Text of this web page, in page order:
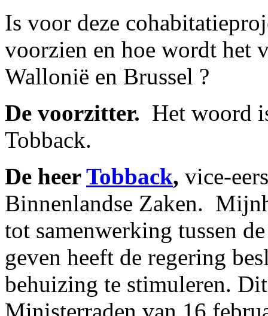
Is voor deze
voorzien en hoe wordt het
Wallonië en Brussel ?
De voorzitter.
Het woord
Tobback.
De heerTobback, vice-
Binnenlandse Zaken.
tot samenwerking tussen
geven heeft de regering
behuizing te stimuleren.